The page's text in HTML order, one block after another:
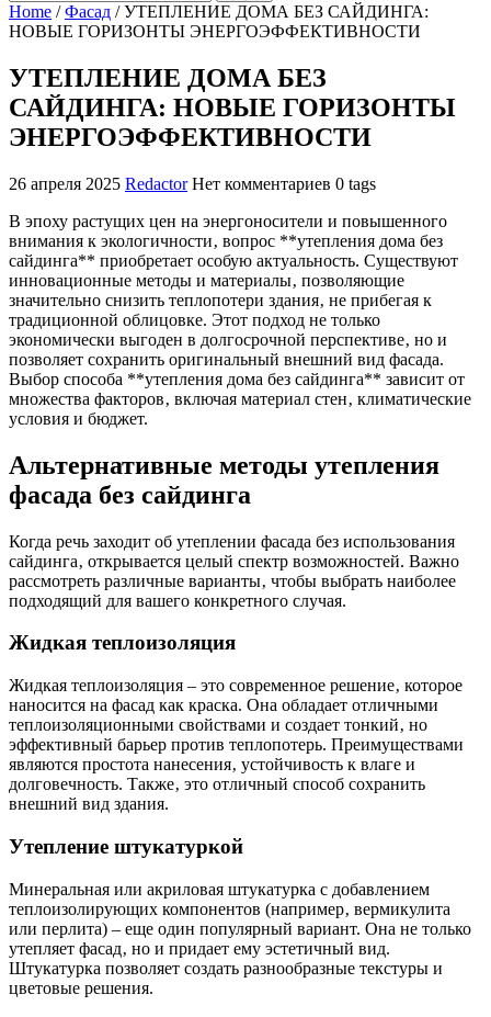
Home /Фасад /УТЕПЛЕНИЕ ДОМА БЕЗ САЙДИНГА:
НОВЫЕ ГОРИЗОНТЫ ЭНЕРГОЭФФЕКТИВНОСТИ
УТЕПЛЕНИЕ ДОМА БЕЗ
САЙДИНГА: НОВЫЕ ГОРИЗОНТЫ
ЭНЕРГОЭФФЕКТИВНОСТИ
26 апреля 2025 Redactor Нет комментариев 0 tags
В эпоху растущих цен на энергоносители и повышенного
внимания к экологичности‚ вопрос **утепления дома без
сайдинга** приобретает особую актуальность. Существуют
инновационные методы и материалы‚ позволяющие
значительно снизить теплопотери здания‚ не прибегая к
традиционной облицовке. Этот подход не только
экономически выгоден в долгосрочной перспективе‚ но и
позволяет сохранить оригинальный внешний вид фасада.
Выбор способа **утепления дома без сайдинга** зависит от
множества факторов‚ включая материал стен‚ климатические
условия и бюджет.
Альтернативные методы утепления
фасада без сайдинга
Когда речь заходит об утеплении фасада без использования
сайдинга‚ открывается целый спектр возможностей. Важно
рассмотреть различные варианты‚ чтобы выбрать наиболее
подходящий для вашего конкретного случая.
Жидкая теплоизоляция
Жидкая теплоизоляция – это современное решение‚ которое
наносится на фасад как краска. Она обладает отличными
теплоизоляционными свойствами и создает тонкий‚ но
эффективный барьер против теплопотерь. Преимуществами
являются простота нанесения‚ устойчивость к влаге и
долговечность. Также‚ это отличный способ сохранить
внешний вид здания.
Утепление штукатуркой
Минеральная или акриловая штукатурка с добавлением
теплоизолирующих компонентов (например‚ вермикулита
или перлита) – еще один популярный вариант. Она не только
утепляет фасад‚ но и придает ему эстетичный вид.
Штукатурка позволяет создать разнообразные текстуры и
цветовые решения.